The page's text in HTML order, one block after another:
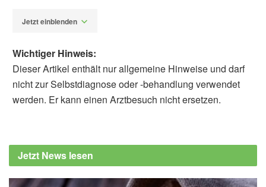
Jetzt einblenden
Bena, Shannon Morrison, Shannon Downie,
et al.: Type 2 Diabetes Pharmacotherapy De-
Wichtiger Hinweis:
Dieser Artikel enthält nur allgemeine Hinweise und darf
nicht zur Selbstdiagnose oder -behandlung verwendet
werden. Er kann einen Arztbesuch nicht ersetzen.
Jetzt News lesen